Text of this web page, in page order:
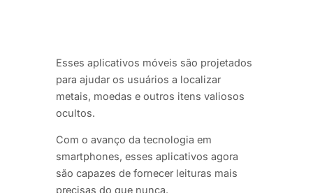
Esses aplicativos móveis são projetados
para ajudar os usuários a localizar
metais, moedas e outros itens valiosos
ocultos.
Com o avanço da tecnologia em
smartphones, esses aplicativos agora
são capazes de fornecer leituras mais
precisas do que nunca.